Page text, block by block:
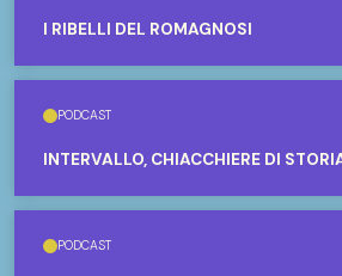
I RIBELLI DEL ROMAGNOSI
PODCAST
INTERVALLO, CHIACCHIERE DI
PODCAST